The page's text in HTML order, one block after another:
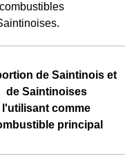
de Saintinois et
de Saintinoises
l'utilisant comme
principal